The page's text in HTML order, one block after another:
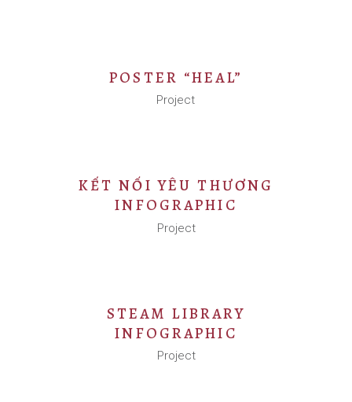
POSTER “HEAL”
Project
KẾT NỐI YÊU THƯƠNG
INFOGRAPHIC
Project
STEAM LIBRARY
INFOGRAPHIC
Project